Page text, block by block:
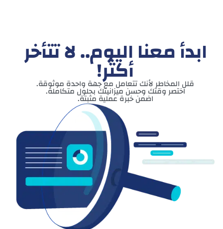
ابدأ معنا اليوم.. لا تتأخر
أكثر!
قلل المخاطر لأنك تتعامل مع جهة واحدة موثوقة.
اختصر وقتك وحسن ميزانيتك بحلول متكاملة.
اضمن خبرة عملية مثبتة.